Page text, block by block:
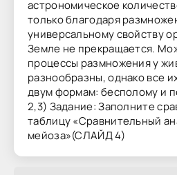
астрономическое
только благодаря
универсальному свойству
Земле не прекращается.
процессы размножения у
разнообразны, однако все
двум формам: бесполому и
2,3) Задание: Заполните
таблицу «Сравнительный
мейоза»(СЛАЙД 4)